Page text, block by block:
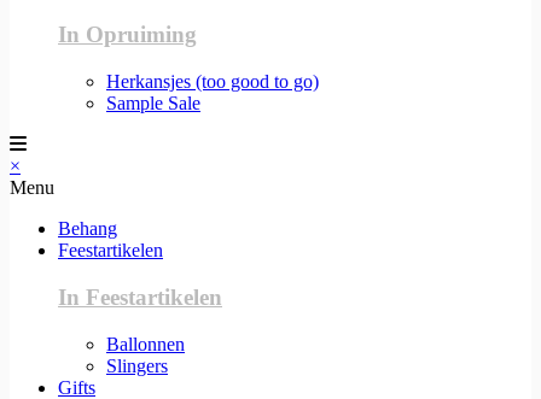
In Opruiming
Herkansjes (too good to go)
Sample Sale
×
Menu
Behang
Feestartikelen
In Feestartikelen
Ballonnen
Slingers
Gifts